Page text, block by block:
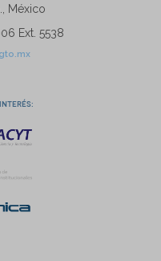
México
Ext. 5538